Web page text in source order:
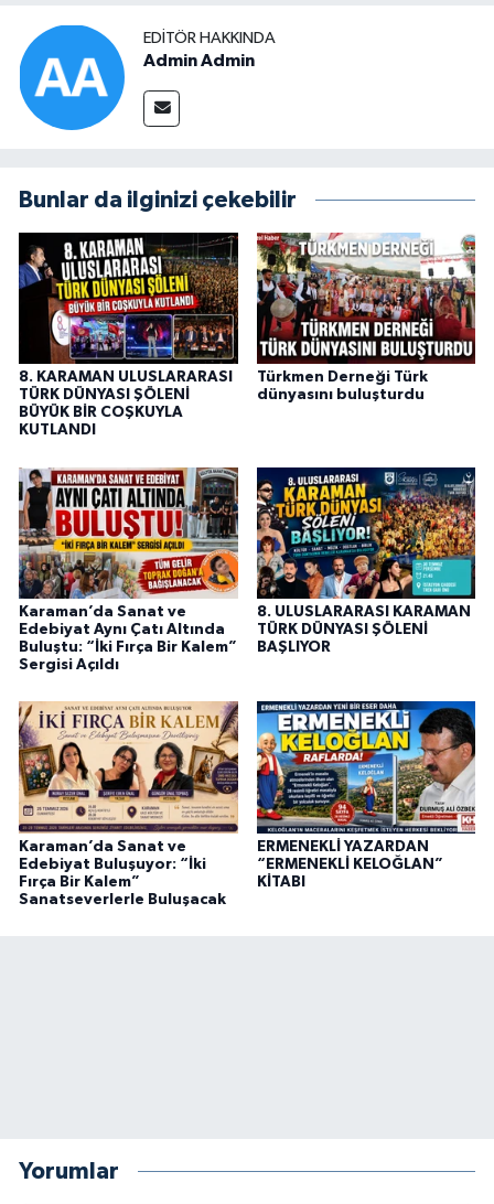
EDITÖR HAKKINDA
Admin Admin
Bunlar da ilginizi çekebilir
8. KARAMAN ULUSLARARASI
TÜRK DÜNYASI ŞÖLENİ
BÜYÜK BİR COŞKUYLA
KUTLANDI
Türkmen Derneği Türk
dünyasını buluşturdu
Karaman’da Sanat ve
Edebiyat Aynı Çatı Altında
Buluştu: “İki Fırça Bir Kalem”
Sergisi Açıldı
8. ULUSLARARASI KARAMAN
TÜRK DÜNYASI ŞÖLENİ
BAŞLIYOR
Karaman’da Sanat ve
Edebiyat Buluşuyor: “İki
Fırça Bir Kalem”
Sanatseverlerle Buluşacak
ERMENEKLİ YAZARDAN
“ERMENEKLİ KELOĞLAN”
KİTABI
Yorumlar